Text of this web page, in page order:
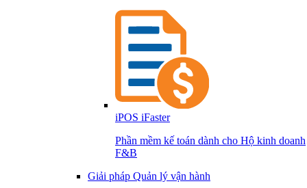
iPOS iFaster
Phần mềm kế toán dành cho Hộ kinh doanh
F&B
Giải pháp Quản lý vận hành